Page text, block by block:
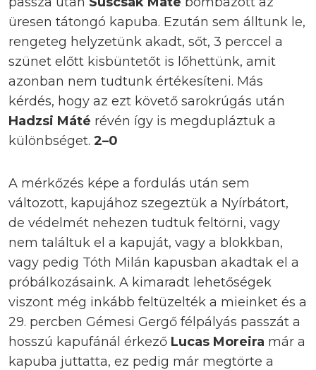
üresen tátongó kapuba. Ezután sem álltunk le,
rengeteg helyzetünk akadt, sőt, 3 perccel a
szünet előtt kisbüntetőt is lőhettünk, amit
azonban nem tudtunk értékesíteni. Más
kérdés, hogy az ezt követő sarokrúgás után
Hadzsi Máté révén így is megdupláztuk a
különbséget. 2–0
A mérkőzés képe a fordulás után sem
változott, kapujához szegeztük a Nyírbátort,
de védelmét nehezen tudtuk feltörni, vagy
nem találtuk el a kapuját, vagy a blokkban,
vagy pedig Tóth Milán kapusban akadtak el a
próbálkozásaink. A kimaradt lehetőségek
viszont még inkább feltüzelték a mieinket és a
29. percben Gémesi Gergő félpályás passzát a
hosszú kapufánál érkező Lucas Moreira már a
kapuba juttatta, ez pedig már megtörte a